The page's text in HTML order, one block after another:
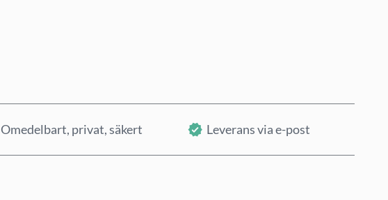
Omedelbart, privat, säkert Leverans via e-post